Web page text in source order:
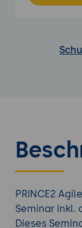
PRINCE2
Seminar inkl.
Dieses